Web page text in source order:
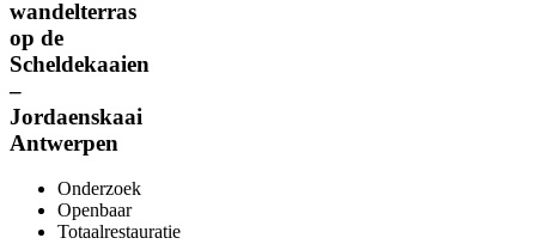
wandelterras
op de
Scheldekaaien
–
Jordaenskaai
Antwerpen
Onderzoek
Openbaar
Totaalrestauratie